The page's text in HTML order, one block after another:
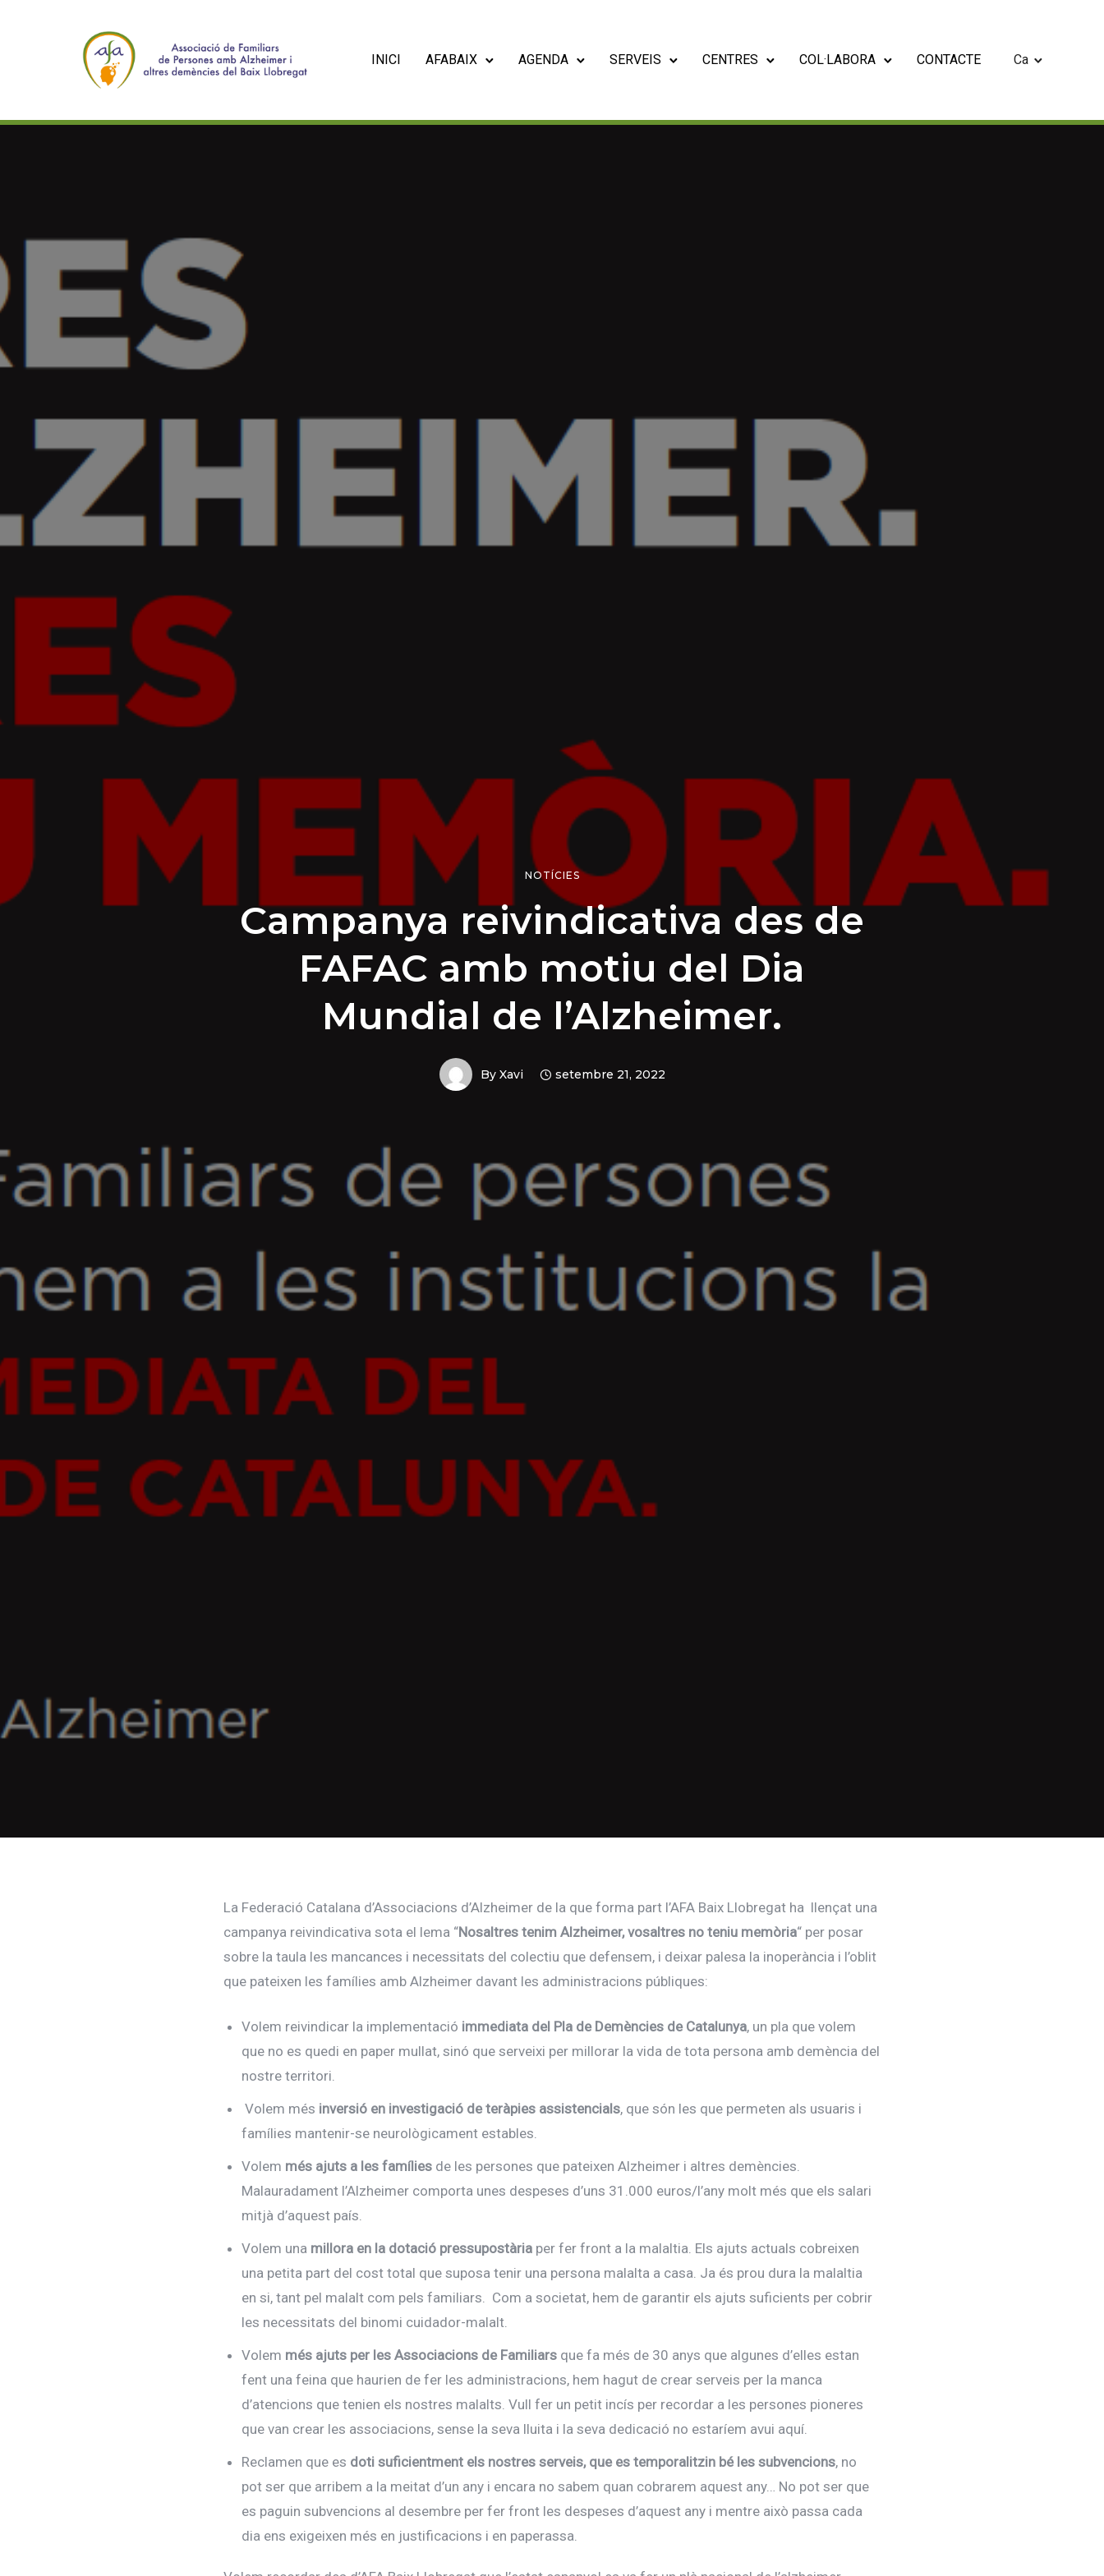
INICI AFABAIX AGENDA SERVEIS CENTRES COL·LABORA CONTACTE Ca
NOTÍCIES
Campanya reivindicativa des de
FAFAC amb motiu del Dia
Mundial de l’Alzheimer.
By Xavi setembre 21, 2022
La Federació Catalana d’Associacions d’Alzheimer de la que forma part l’AFA Baix Llobregat ha llençat una
campanya reivindicativa sota el lema “Nosaltres tenim Alzheimer, vosaltres no teniu memòria“ per posar
sobre la taula les mancances i necessitats del colectiu que defensem, i deixar palesa la inoperància i l’oblit
que pateixen les famílies amb Alzheimer davant les administracions públiques:
Volem reivindicar la implementació immediata del Pla de Demències de Catalunya, un pla que volem
que no es quedi en paper mullat, sinó que serveixi per millorar la vida de tota persona amb demència del
nostre territori.
Volem més inversió en investigació de teràpies assistencials, que són les que permeten als usuaris i
famílies mantenir-se neurològicament estables.
Volem més ajuts a les famílies de les persones que pateixen Alzheimer i altres demències.
Malauradament l’Alzheimer comporta unes despeses d’uns 31.000 euros/l’any molt més que els salari
mitjà d’aquest país.
Volem una millora en la dotació pressupostària per fer front a la malaltia. Els ajuts actuals cobreixen
una petita part del cost total que suposa tenir una persona malalta a casa. Ja és prou dura la malaltia
en si, tant pel malalt com pels familiars. Com a societat, hem de garantir els ajuts suficients per cobrir
les necessitats del binomi cuidador-malalt.
Volem més ajuts per les Associacions de Familiars que fa més de 30 anys que algunes d’elles estan
fent una feina que haurien de fer les administracions, hem hagut de crear serveis per la manca
d’atencions que tenien els nostres malalts. Vull fer un petit incís per recordar a les persones pioneres
que van crear les associacions, sense la seva lluita i la seva dedicació no estaríem avui aquí.
Reclamen que es doti suficientment els nostres serveis, que es temporalitzin bé les subvencions, no
pot ser que arribem a la meitat d’un any i encara no sabem quan cobrarem aquest any… No pot ser que
es paguin subvencions al desembre per fer front les despeses d’aquest any i mentre això passa cada
dia ens exigeixen més en justificacions i en paperassa.